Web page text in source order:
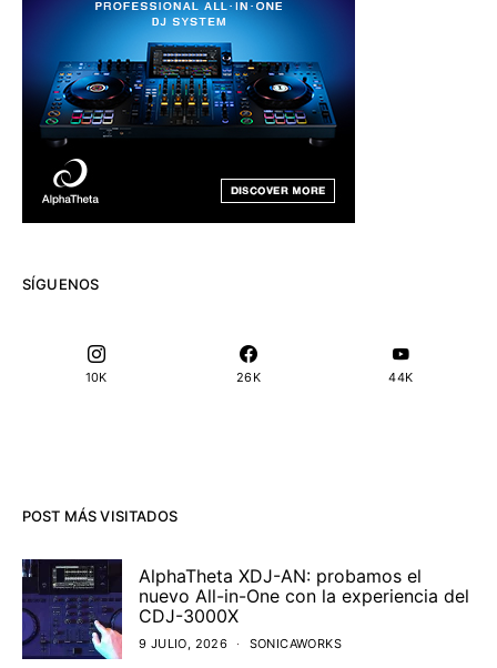
SÍGUENOS
10K 26K 44K
POST MÁS VISITADOS
AlphaTheta XDJ-AN: probamos el
nuevo All-in-One con la experiencia del
CDJ-3000X
9 JULIO, 2026 SONICAWORKS